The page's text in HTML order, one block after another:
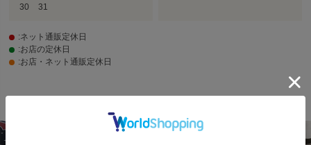
30 31
:ネット通販定休日
:お店の定休日
:お店・ネット通販定休日